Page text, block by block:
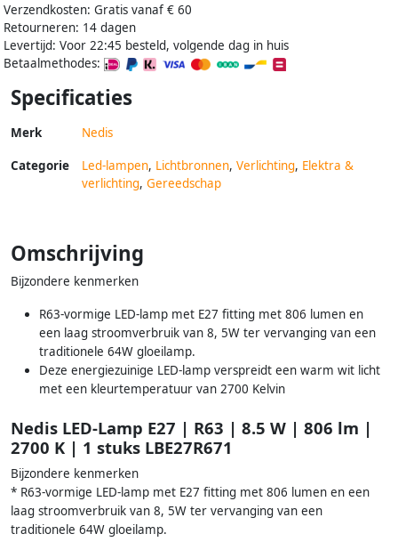
Verzendkosten: Gratis vanaf € 60
Retourneren: 14 dagen
Levertijd: Voor 22:45 besteld, volgende dag in huis
Betaalmethodes:
Specificaties
Merk Nedis
Categorie Led-lampen, Lichtbronnen, Verlichting, Elektra &
verlichting, Gereedschap
Omschrijving
Bijzondere kenmerken
R63-vormige LED-lamp met E27 fitting met 806 lumen en
een laag stroomverbruik van 8, 5W ter vervanging van een
traditionele 64W gloeilamp.
Deze energiezuinige LED-lamp verspreidt een warm wit licht
met een kleurtemperatuur van 2700 Kelvin
Nedis LED-Lamp E27 | R63 | 8.5 W | 806 lm |
2700 K | 1 stuks LBE27R671
Bijzondere kenmerken
* R63-vormige LED-lamp met E27 fitting met 806 lumen en een
laag stroomverbruik van 8, 5W ter vervanging van een
traditionele 64W gloeilamp.